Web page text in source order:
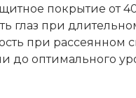
покрытие от
глаз при
при рассеянном
до оптимального